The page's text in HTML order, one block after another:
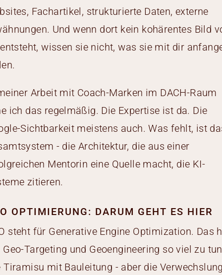
Fachartikel, strukturierte Daten, externe
Und wenn dort kein kohärentes Bild
wissen sie nicht, was sie mit dir
Arbeit mit Coach-Marken im DACH-Raum
ich das regelmäßig. Die Expertise ist da. Die
Sichtbarkeit meistens auch. Was fehlt, ist
- die Architektur, die aus einer
Mentorin eine Quelle macht, die KI-
zitieren.
OPTIMIERUNG: DARUM GEHT ES HIER
steht für Generative Engine Optimization. Das
Targeting und Geoengineering so viel zu tun
Tiramisu mit Bauleitung - aber die